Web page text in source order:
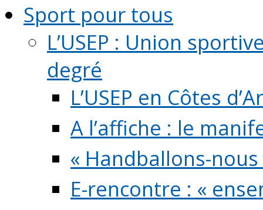
Sport pour tous
L’USEP : Union
degré
L’USEP en Côtes
A l’affiche : le
« Handballons-
E-rencontre : «